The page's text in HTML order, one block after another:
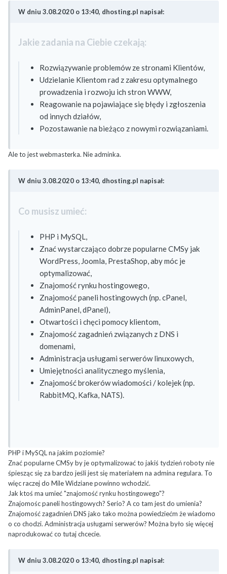
W dniu 3.08.2020 o 13:40, dhosting.pl napisał:
Jakie zadania na Ciebie czekają:
Rozwiązywanie problemów ze stronami Klientów,
Udzielanie Klientom rad z zakresu optymalnego
prowadzenia i rozwoju ich stron WWW,
Reagowanie na pojawiające się błędy i zgłoszenia
od innych działów,
Pozostawanie na bieżąco z nowymi rozwiązaniami.
Ale to jest webmasterka. Nie adminka.
W dniu 3.08.2020 o 13:40, dhosting.pl napisał:
Co musisz umieć:
PHP i MySQL,
Znać wystarczająco dobrze popularne CMSy jak
WordPress, Joomla, PrestaShop, aby móc je
optymalizować,
Znajomość rynku hostingowego,
Znajomość paneli hostingowych (np. cPanel,
AdminPanel, dPanel),
Otwartości i chęci pomocy klientom,
Znajomość zagadnień związanych z DNS i
domenami,
Administracja usługami serwerów linuxowych,
Umiejętności analitycznego myślenia,
Znajomość brokerów wiadomości / kolejek (np.
RabbitMQ, Kafka, NATS).
PHP i MySQL na jakim poziomie?
Znać popularne CMSy by je optymalizować to jakiś tydzień roboty nie
śpiesząc się za bardzo jeśli jest się materiałem na admina regulara. To
więc raczej do Mile Widziane powinno wchodzić.
Jak ktoś ma umieć "znajomość rynku hostingowego"?
Znajomośc paneli hostingowych? Serio? A co tam jest do umienia?
Znajomość zagadnień DNS jako tako można powiedziećm że wiadomo
o co chodzi. Administracja usługami serwerów? Można było się więcej
naprodukować co tutaj chcecie.
W dniu 3.08.2020 o 13:40, dhosting.pl napisał: